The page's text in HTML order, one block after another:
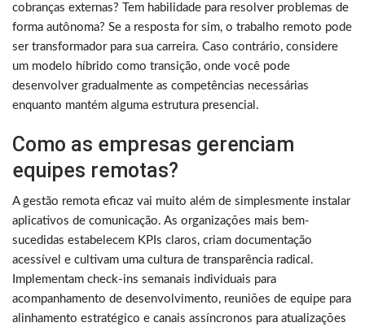
cobranças externas? Tem habilidade para resolver problemas de
forma autônoma? Se a resposta for sim, o trabalho remoto pode
ser transformador para sua carreira. Caso contrário, considere
um modelo híbrido como transição, onde você pode
desenvolver gradualmente as competências necessárias
enquanto mantém alguma estrutura presencial.
Como as empresas gerenciam
equipes remotas?
A gestão remota eficaz vai muito além de simplesmente instalar
aplicativos de comunicação. As organizações mais bem-
sucedidas estabelecem KPIs claros, criam documentação
acessível e cultivam uma cultura de transparência radical.
Implementam check-ins semanais individuais para
acompanhamento de desenvolvimento, reuniões de equipe para
alinhamento estratégico e canais assíncronos para atualizações